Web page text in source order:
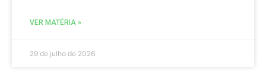
VER MATÉRIA »
29 de julho de 2026